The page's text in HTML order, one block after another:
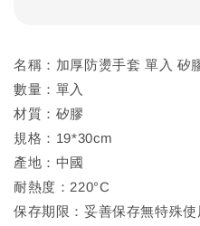
名稱：加厚防燙手套 單入 矽
數量：單入
材質：矽膠
規格：19*30cm
產地：中國
耐熱度：220°C
保存期限：妥善保存無特殊使